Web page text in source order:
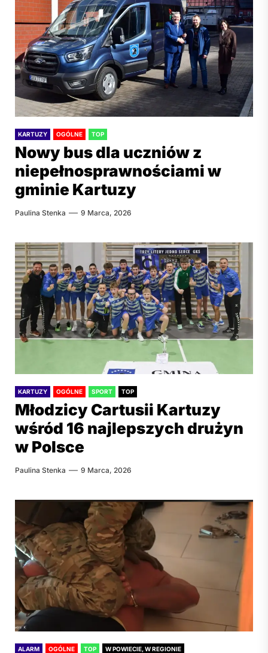
KARTUZY OGÓLNE TOP
Nowy bus dla uczniów z
niepełnosprawnościami w
gminie Kartuzy
Paulina Stenka 9 Marca, 2026
KARTUZY OGÓLNE SPORT TOP
Młodzicy Cartusii Kartuzy
wśród 16 najlepszych drużyn
w Polsce
Paulina Stenka 9 Marca, 2026
ALARM OGÓLNE TOP W POWIECIE, W REGIONIE